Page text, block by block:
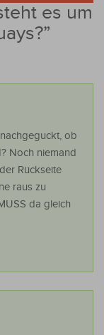
es um
”
ob
Noch niemand
Rückseite
raus zu
da gleich